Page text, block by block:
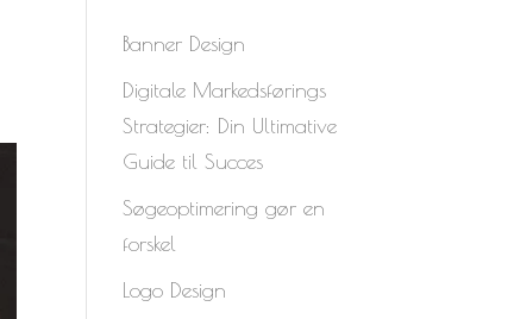
Banner Design
Digitale Markedsførings
Strategier: Din Ultimative
Guide til Succes
Søgeoptimering gør en
forskel
Logo Design